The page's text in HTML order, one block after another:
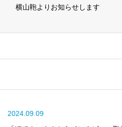
横山鞄よりお知らせします
2024.09.09